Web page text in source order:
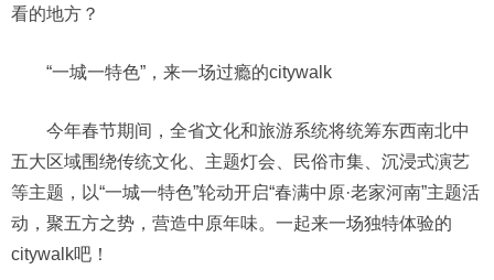
看的地方？
“一城一特色”，来一场过瘾的citywalk
今年春节期间，全省文化和旅游系统将统筹东西南北中
五大区域围绕传统文化、主题灯会、民俗市集、沉浸式演艺
等主题，以“一城一特色”轮动开启“春满中原·老家河南”主题活
动，聚五方之势，营造中原年味。一起来一场独特体验的
citywalk吧！